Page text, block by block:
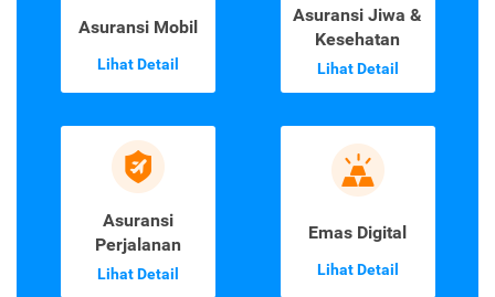
Asuransi Mobil
Lihat Detail
Asuransi Jiwa &
Kesehatan
Lihat Detail
Asuransi
Perjalanan
Lihat Detail
Emas Digital
Lihat Detail